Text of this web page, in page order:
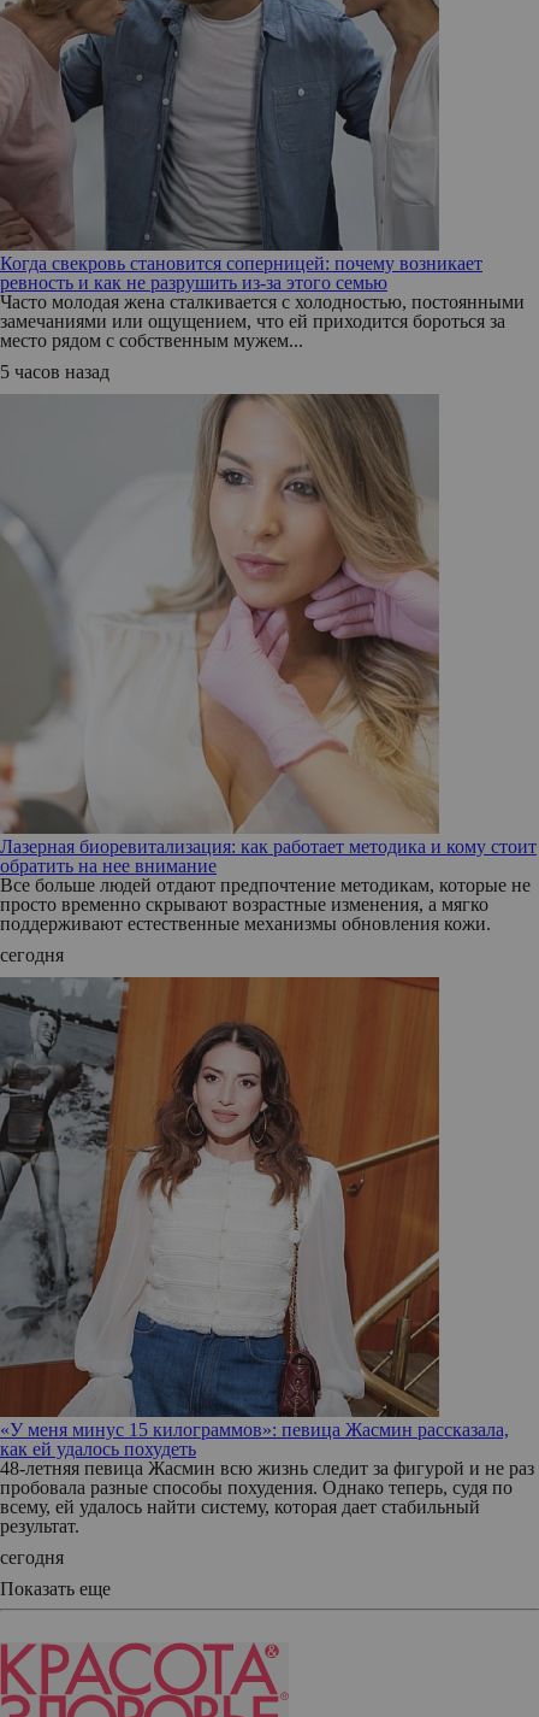
Когда свекровь становится соперницей: почему возникает
ревность и как не разрушить из-за этого семью
Часто молодая жена сталкивается с холодностью, постоянными
замечаниями или ощущением, что ей приходится бороться за
место рядом с собственным мужем...
5 часов назад
Лазерная биоревитализация: как работает методика и кому стоит
обратить на нее внимание
Все больше людей отдают предпочтение методикам, которые не
просто временно скрывают возрастные изменения, а мягко
поддерживают естественные механизмы обновления кожи.
сегодня
«У меня минус 15 килограммов»: певица Жасмин рассказала,
как ей удалось похудеть
48-летняя певица Жасмин всю жизнь следит за фигурой и не раз
пробовала разные способы похудения. Однако теперь, судя по
всему, ей удалось найти систему, которая дает стабильный
результат.
сегодня
Показать еще